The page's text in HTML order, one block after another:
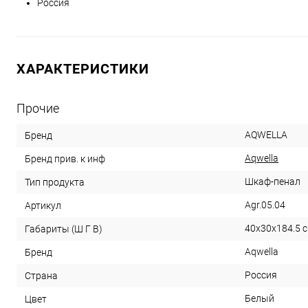
Россия
ХАРАКТЕРИСТИКИ
Прочие
Бренд AQWELLA
Бренд прив. к инф Aqwella
Тип продукта Шкаф-пенал
Артикул Agr.05.04
Габариты (Ш Г В) 40x30x184.5
Бренд Aqwella
Страна Россия
Цвет Белый